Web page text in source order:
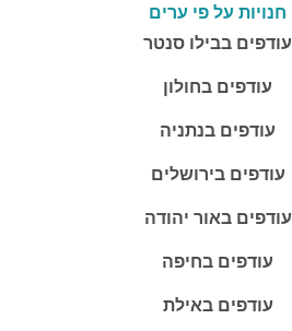
חנויות על פי ערים
עודפים בבילו סנטר
עודפים בחולון
עודפים בנתניה
עודפים בירושלים
עודפים באור יהודה
עודפים בחיפה
עודפים באילת